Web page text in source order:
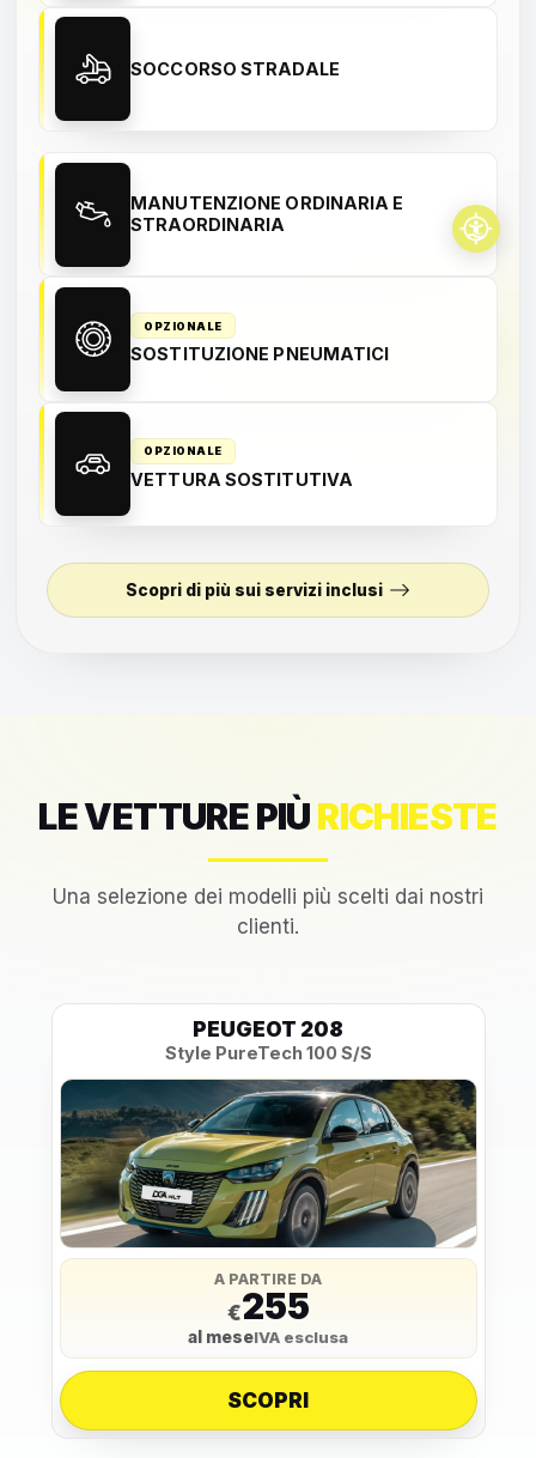
SOCCORSO STRADALE
MANUTENZIONE ORDINARIA E
STRAORDINARIA
OPZIONALE
SOSTITUZIONE PNEUMATICI
OPZIONALE
VETTURA SOSTITUTIVA
Scopri di più sui servizi inclusi
LE VETTURE PIÙRICHIESTE
Una selezione dei modelli più scelti dai nostri
clienti.
PEUGEOT 208
Style PureTech 100 S/S
A PARTIRE DA
€255
al meseIVA esclusa
SCOPRI